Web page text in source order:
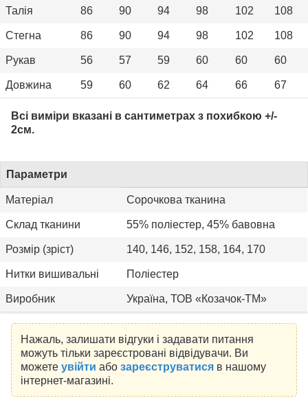
Талія 86 90 94 98 102 108
Стегна 86 90 94 98 102 108
Рукав 56 57 59 60 60 60
Довжина 59 60 62 64 66 67
Всі виміри вказані в сантиметрах з похибкою +/-
2см.
Параметри
Матеріал Сорочкова тканина
Склад тканини 55% поліестер, 45% бавовна
Розмір (зріст) 140, 146, 152, 158, 164, 170
Нитки вишивальні Поліестер
Виробник Україна, ТОВ «Козачок-ТМ»
Нажаль, залишати відгуки і задавати питання
можуть тільки зареєстровані відвідувачи. Ви
можете увійти або зареєструватисяв нашому
інтернет-магазині.